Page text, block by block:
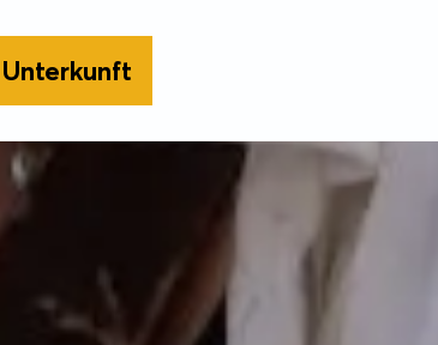
Unterkunft